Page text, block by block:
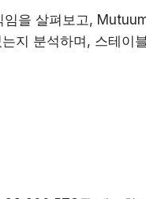
을 살펴보고,
지 분석하며, 스테이